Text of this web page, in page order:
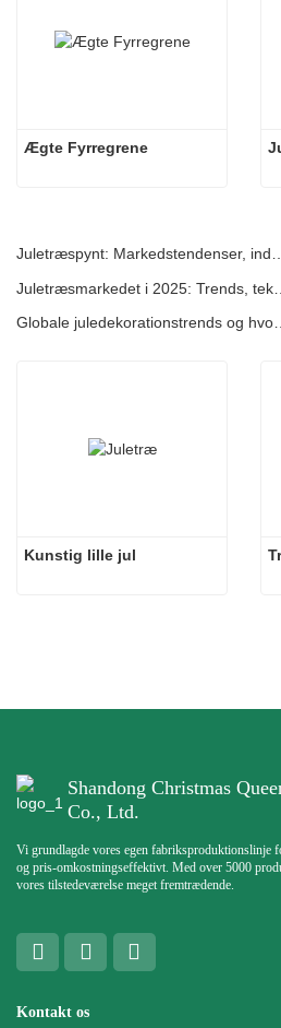
Ægte Fyrregrene
Juletræspynt: Markedstendenser,
Kunstig lille jul
Shandong Christmas
Co., Ltd.
Vi grundlagde vores egen fabriksproduktionslinje
og pris-omkostningseffektivt. Med over 5000
vores tilstedeværelse meget fremtrædende.
Kontakt os